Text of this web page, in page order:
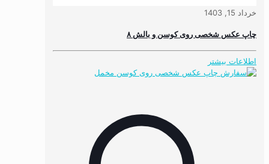
خرداد 15, 1403
چاپ عکس شخصی روی کوسن و بالش ۸
اطلاعات بیشتر